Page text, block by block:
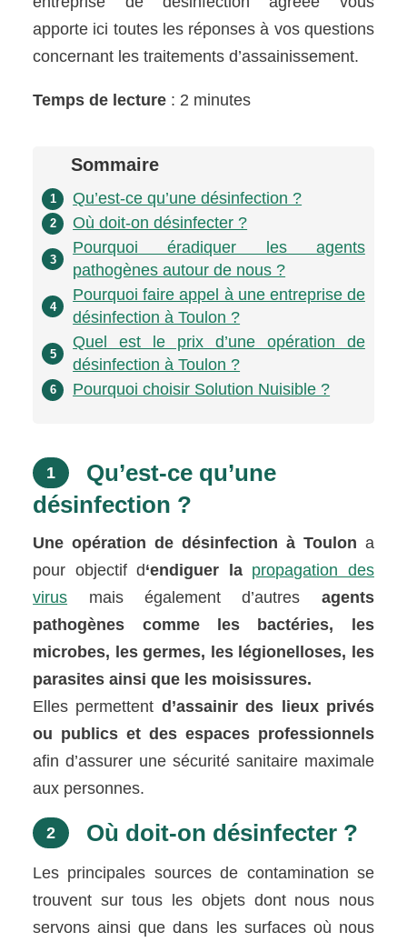
apporte ici toutes les réponses à vos questions
concernant les traitements d’assainissement.
Temps de lecture : 2 minutes
Sommaire
1 Qu’est-ce qu’une désinfection ?
2 Où doit-on désinfecter ?
3
Pourquoi éradiquer les agents
pathogènes autour de nous ?
4
Pourquoi faire appel à une entreprise de
désinfection à Toulon ?
5
Quel est le prix d’une opération de
désinfection à Toulon ?
6 Pourquoi choisir Solution Nuisible ?
1
Qu’est-ce qu’une
désinfection ?
Une opération de désinfection à Toulon a
pour objectif d‘endiguer la propagation des
virus mais également d’autres agents
pathogènes comme les bactéries, les
microbes, les germes, les légionelloses, les
parasites ainsi que les moisissures.
Elles permettent d’assainir des lieux privés
ou publics et des espaces professionnels
afin d’assurer une sécurité sanitaire maximale
aux personnes.
2 Où doit-on désinfecter ?
Les principales sources de contamination se
trouvent sur tous les objets dont nous nous
servons ainsi que dans les surfaces où nous